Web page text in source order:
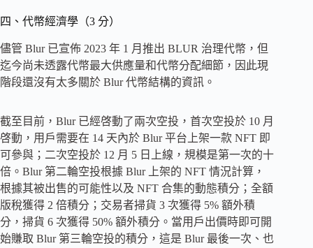
四、代幣經濟學（3 分）
儘管 Blur 已宣佈 2023 年 1 月推出 BLUR 治理代幣，但
迄今尚未透露代幣最大供應量和代幣分配細節，因此現
階段還沒有太多關於 Blur 代幣結構的資訊。
截至目前，Blur 已經啓動了兩次空投，首次空投於 10 月
啓動，用戶需要在 14 天內於 Blur 平台上架一款 NFT 即
可參與；二次空投於 12 月 5 日上線，規模是第一次的十
倍。Blur 第二輪空投根據 Blur 上架的 NFT 情況計算，
根據其被出售的可能性以及 NFT 合集的動態積分；全額
版稅獲得 2 倍積分；交易者掃貨 3 次獲得 5% 額外積
分，掃貨 6 次獲得 50% 額外積分。當用戶出價時即可開
始賺取 Blur 第三輪空投的積分，這是 Blur 最後一次、也